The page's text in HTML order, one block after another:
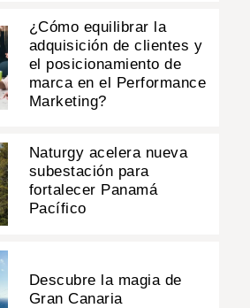
¿Cómo equilibrar la
adquisición de clientes y
el posicionamiento de
marca en el Performance
Marketing?
Naturgy acelera nueva
subestación para
fortalecer Panamá
Pacífico
Descubre la magia de
Gran Canaria